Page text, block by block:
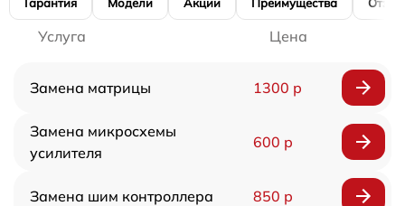
Услуга Цена
Замена матрицы 1300 р
Замена микросхемы
усилителя
600 р
Замена шим контроллера 850 р